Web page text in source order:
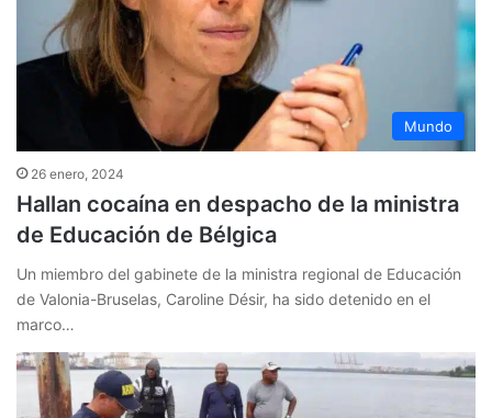
Mundo
26 enero, 2024
Hallan cocaína en despacho de la ministra
de Educación de Bélgica
Un miembro del gabinete de la ministra regional de Educación
de Valonia-Bruselas, Caroline Désir, ha sido detenido en el
marco…